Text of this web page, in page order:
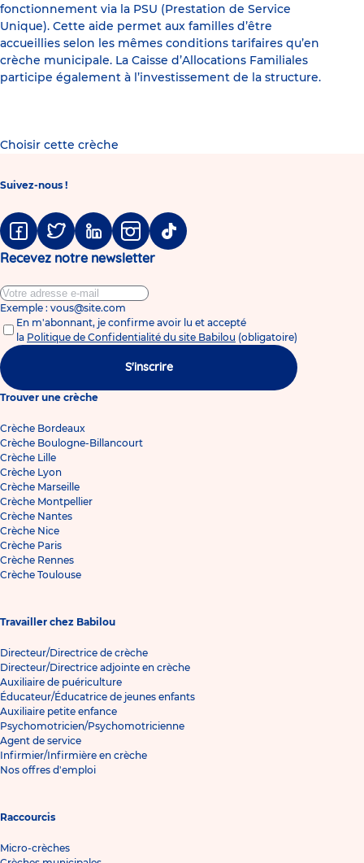
fonctionnement via la PSU (Prestation de Service
Unique). Cette aide permet aux familles d’être
accueillies selon les mêmes conditions tarifaires qu’en
crèche municipale. La Caisse d’Allocations Familiales
participe également à l’investissement de la structure.
Choisir cette crèche
Suivez-nous !
FacebookTwitter LinkedinInstagramTiktok
Recevez notre newsletter
Exemple : vous@site.com
En m'abonnant, je confirme avoir lu et accepté
la Politique de Confidentialité du site Babilou (obligatoire)
S'inscrire
Trouver une crèche
Crèche Bordeaux
Crèche Boulogne-Billancourt
Crèche Lille
Crèche Lyon
Crèche Marseille
Crèche Montpellier
Crèche Nantes
Crèche Nice
Crèche Paris
Crèche Rennes
Crèche Toulouse
Travailler chez Babilou
Directeur/Directrice de crèche
Directeur/Directrice adjointe en crèche
Auxiliaire de puériculture
Éducateur/Éducatrice de jeunes enfants
Auxiliaire petite enfance
Psychomotricien/Psychomotricienne
Agent de service
Infirmier/Infirmière en crèche
Nos offres d'emploi
Raccourcis
Micro-crèches